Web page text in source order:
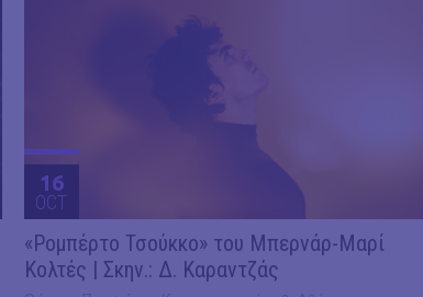
16
OCT
«Ρομπέρτο Τσούκκο» του Μπερνάρ-Μαρί
Κολτές | Σκην.: Δ. Καραντζάς